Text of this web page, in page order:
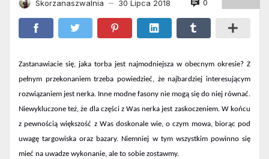
Skorzanaszwalnia — 30 Lipca 2018 0
Zastanawiacie się, jaka torba jest najmodniejsza w obecnym okresie? Z
pełnym przekonaniem trzeba powiedzieć, że najbardziej interesującym
rozwiązaniem jest nerka. Inne modne fasony nie mogą się do niej równać.
Niewykluczone też, że dla części z Was nerka jest zaskoczeniem. W końcu
z pewnością większość z Was doskonale wie, o czym mowa, biorąc pod
uwagę targowiska oraz bazary. Niemniej w tym wszystkim powinno się
mieć na uwadze wykonanie, ale to sobie zostawmy.